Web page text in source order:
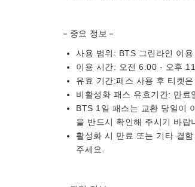
－중요 정보－
사용 범위: BTS 그린라인 이
이용 시간: 오전 6:00 - 오후
유효 기간:패스 사용 후 티켓
비활성화 패스 유효기간: 만료
BTS 1일 패스는 교환 당일이
을 반드시 확인해 주시기 바랍
활성화 시 만료 또는 기타 결
주세요.